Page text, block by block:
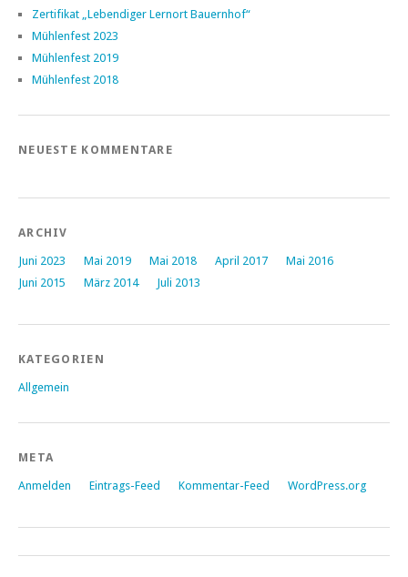
Zertifikat „Lebendiger Lernort Bauernhof“
Mühlenfest 2023
Mühlenfest 2019
Mühlenfest 2018
NEUESTE KOMMENTARE
ARCHIV
Juni 2023 Mai 2019 Mai 2018 April 2017
Mai 2016
Juni 2015
März 2014 Juli 2013
KATEGORIEN
Allgemein
META
Anmelden Eintrags-Feed Kommentar-Feed WordPress.org